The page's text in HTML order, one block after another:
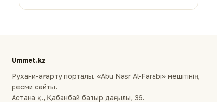
Ummet.kz
Рухани-ағарту порталы. «Abu Nasr Al-Farabi» мешітінің
ресми сайты.
Астана қ., Қабанбай батыр даңғылы, 36.